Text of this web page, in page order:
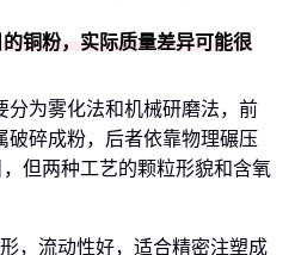
铜粉，实际质量差异可能很
分为雾化法和机械研磨法，前
破碎成粉，后者依靠物理碾压
但两种工艺的颗粒形貌和含氧
，流动性好，适合精密注塑成